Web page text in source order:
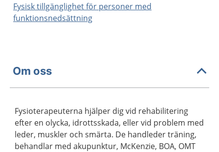
Fysisk tillgänglighet för personer med
funktionsnedsättning
Om oss
Fysioterapeuterna hjälper dig vid rehabilitering
efter en olycka, idrottsskada, eller vid problem med
leder, muskler och smärta. De handleder träning,
behandlar med akupunktur, McKenzie, BOA, OMT